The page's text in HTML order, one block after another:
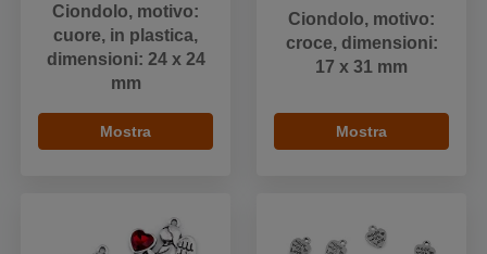
Ciondolo, motivo:
cuore, in plastica,
dimensioni: 24 x 24
mm
Mostra
Ciondolo, motivo:
croce, dimensioni:
17 x 31 mm
Mostra